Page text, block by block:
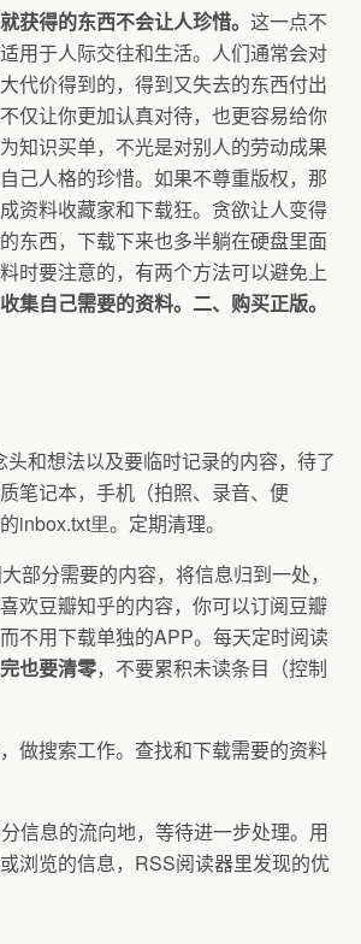
获得的东西不会让人珍惜。 这一点不
用于人际交往和生活。人们通常会对
代价得到的，得到又失去的东西付出
仅让你更加认真对待，也更容易给你
知识买单，不光是对别人的劳动成果
己人格的珍惜。如果不尊重版权，那
资料收藏家和下载狂。贪欲让人变得
东西，下载下来也多半躺在硬盘里面
时要注意的，有两个方法可以避免上
集自己需要的资料。二、购买正版。
头和想法以及要临时记录的内容，待了
笔记本，手机（拍照、录音、便
inbox.txt里。定期清理。
部分需要的内容，将信息归到一处，
欢豆瓣知乎的内容，你可以订阅豆瓣
不用下载单独的APP。每天定时阅读
也要清零，不要累积未读条目（控制
做搜索工作。查找和下载需要的资料
信息的流向地，等待进一步处理。用
浏览的信息， RSS阅读器里发现的优